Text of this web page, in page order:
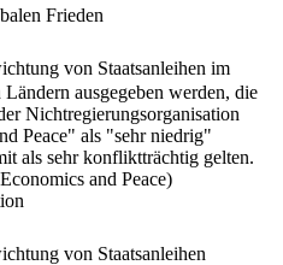
Frieden
von Staatsanleihen im
ausgegeben werden, die
Nichtregierungsorganisation
Peace" als "sehr niedrig"
als sehr konfliktträchtig gelten.
and Peace)
von Staatsanleihen